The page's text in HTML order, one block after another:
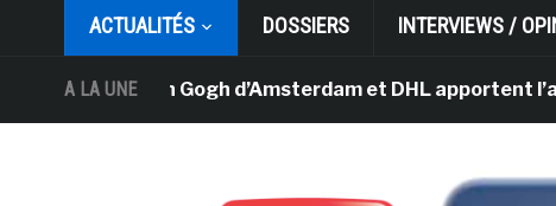
ACTUALITÉS DOSSIERS INTERVIEWS /
A LA UNE
Van Gogh d’Amsterdam et DHL apportent l’art